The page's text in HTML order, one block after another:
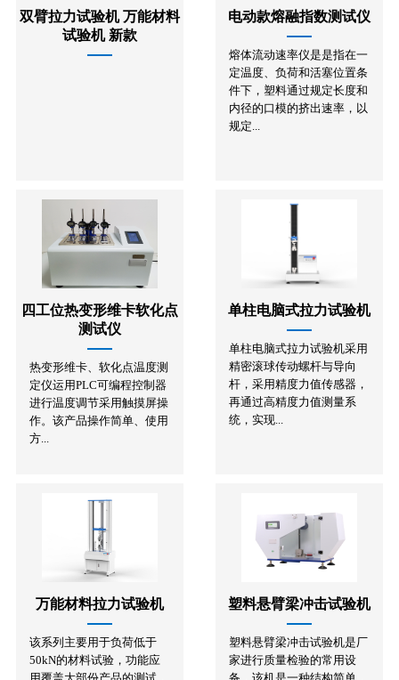
双臂拉力试验机 万能材料
试验机 新款
电动款熔融指数测试仪
熔体流动速率仪是是指在一
定温度、负荷和活塞位置条
件下，塑料通过规定长度和
内径的口模的挤出速率，以
规定...
四工位热变形维卡软化点
测试仪
热变形维卡、软化点温度测
定仪运用PLC可编程控制器
进行温度调节采用触摸屏操
作。该产品操作简单、使用
方...
单柱电脑式拉力试验机
单柱电脑式拉力试验机采用
精密滚球传动螺杆与导向
杆，采用精度力值传感器，
再通过高精度力值测量系
统，实现...
万能材料拉力试验机
该系列主要用于负荷低于
50kN的材料试验，功能应
塑料悬臂梁冲击试验机
塑料悬臂梁冲击试验机是厂
家进行质量检验的常用设